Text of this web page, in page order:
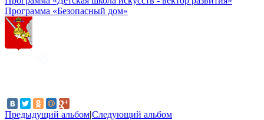
Программа «Безопасный дом»
Предыдущий альбом|Следующий альбом